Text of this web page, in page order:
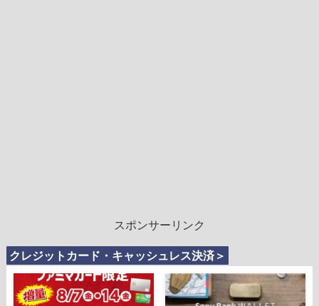
スポンサーリンク
クレジットカード・キャッシュレス決済＞